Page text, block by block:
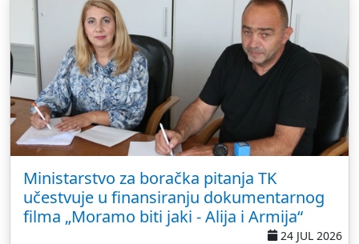
Ministarstvo za boračka pitanja TK
učestvuje u finansiranju dokumentarnog
filma „Moramo biti jaki - Alija i Armija“
24 JUL 2026